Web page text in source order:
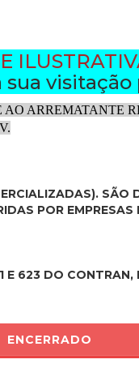
visitação
ARREMATANTE
POR
E 623 DO
ENCERRADO